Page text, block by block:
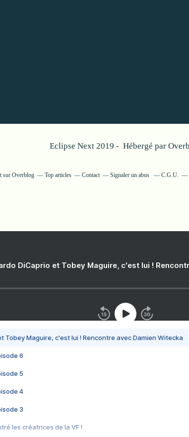
Eclipse Next 2019 - Hébergé par
sur Overblog Top articles Contact Signaler un abus C.G.U.
DiCaprio et Tobey Maguire, c'est lui !
Tobey Maguire, c'est lui ! Rencontre avec Damien Witecka
6
5
4
3
les créatrices de la VF !